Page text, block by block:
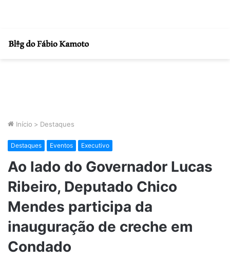
Início > Destaques
Destaques Eventos Executivo
Ao lado do Governador Lucas
Ribeiro, Deputado Chico
Mendes participa da
inauguração de creche em
Condado